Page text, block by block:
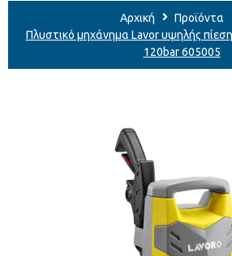
Αρχική
Προϊόντα
Πλυστικό μηχάνημα Lavor υψηλής
120bar 605005